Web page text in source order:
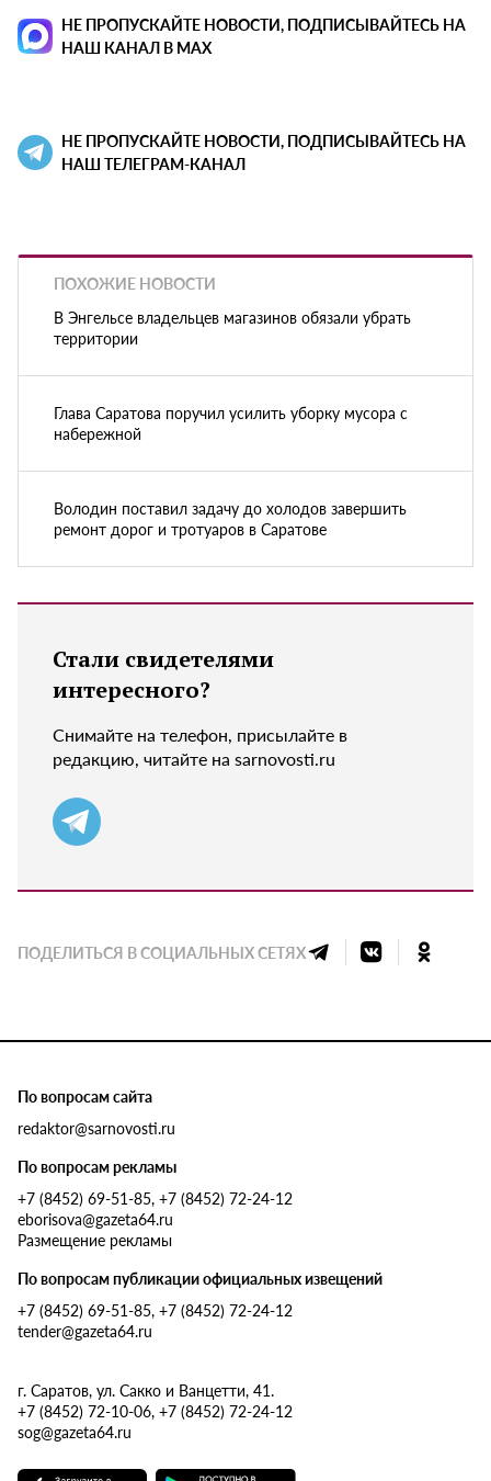
НЕ ПРОПУСКАЙТЕ НОВОСТИ, ПОДПИСЫВАЙТЕСЬ НА
НАШ КАНАЛ В MAX
НЕ ПРОПУСКАЙТЕ НОВОСТИ, ПОДПИСЫВАЙТЕСЬ НА
НАШ ТЕЛЕГРАМ-КАНАЛ
ПОХОЖИЕ НОВОСТИ
В Энгельсе владельцев магазинов обязали убрать
территории
Глава Саратова поручил усилить уборку мусора с
набережной
Володин поставил задачу до холодов завершить
ремонт дорог и тротуаров в Саратове
Стали свидетелями
интересного?
Снимайте на телефон, присылайте в
редакцию, читайте на sarnovosti.ru
ПОДЕЛИТЬСЯ В СОЦИАЛЬНЫХ СЕТЯХ
По вопросам сайта
redaktor@sarnovosti.ru
По вопросам рекламы
+7 (8452) 69-51-85, +7 (8452) 72-24-12
eborisova@gazeta64.ru
Размещение рекламы
По вопросам публикации официальных извещений
+7 (8452) 69-51-85, +7 (8452) 72-24-12
tender@gazeta64.ru
г. Саратов, ул. Сакко и Ванцетти, 41.
+7 (8452) 72-10-06, +7 (8452) 72-24-12
sog@gazeta64.ru